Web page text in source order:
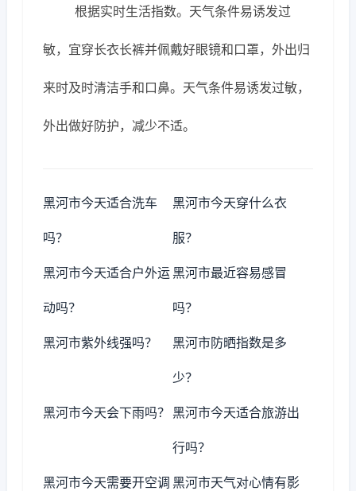
根据实时生活指数。天气条件易诱发过
敏，宜穿长衣长裤并佩戴好眼镜和口罩，外出归
来时及时清洁手和口鼻。天气条件易诱发过敏，
外出做好防护，减少不适。
黑河市今天适合洗车
吗？
黑河市今天穿什么衣
服？
黑河市今天适合户外运
动吗？
黑河市最近容易感冒
吗？
黑河市紫外线强吗？ 黑河市防晒指数是多
少？
黑河市今天会下雨吗？ 黑河市今天适合旅游出
行吗？
黑河市今天需要开空调 黑河市天气对心情有影